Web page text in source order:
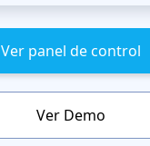
Ver panel de control
Ver Demo